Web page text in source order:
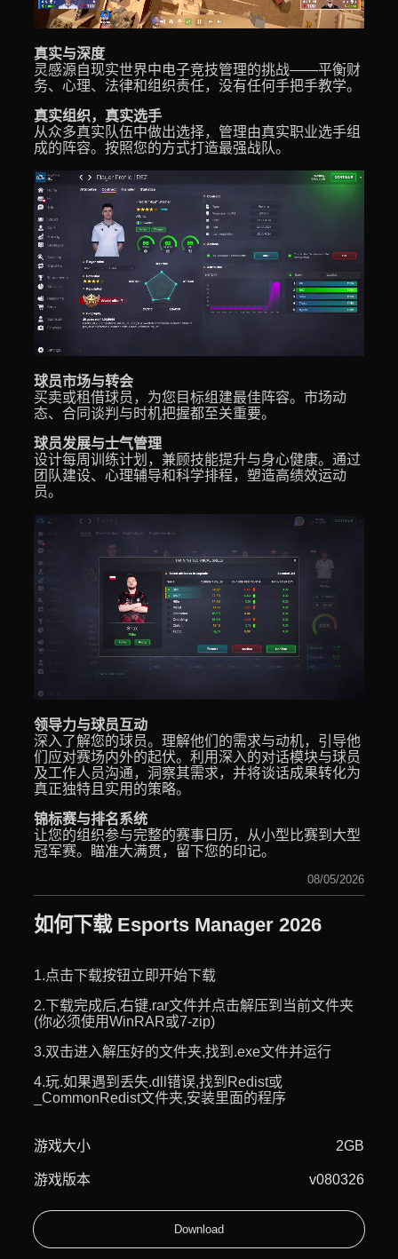
真实与深度
灵感源自现实世界中电子竞技管理的挑战——平衡财
务、心理、法律和组织责任，没有任何手把手教学。
真实组织，真实选手
从众多真实队伍中做出选择，管理由真实职业选手组
成的阵容。按照您的方式打造最强战队。
球员市场与转会
买卖或租借球员，为您目标组建最佳阵容。市场动
态、合同谈判与时机把握都至关重要。
球员发展与士气管理
设计每周训练计划，兼顾技能提升与身心健康。通过
团队建设、心理辅导和科学排程，塑造高绩效运动
员。
领导力与球员互动
深入了解您的球员。理解他们的需求与动机，引导他
们应对赛场内外的起伏。利用深入的对话模块与球员
及工作人员沟通，洞察其需求，并将谈话成果转化为
真正独特且实用的策略。
锦标赛与排名系统
让您的组织参与完整的赛事日历，从小型比赛到大型
冠军赛。瞄准大满贯，留下您的印记。
08/05/2026
如何下载 Esports Manager 2026
1.点击下载按钮立即开始下载
2.下载完成后,右键.rar文件并点击解压到当前文件夹
(你必须使用WinRAR或7-zip)
3.双击进入解压好的文件夹,找到.exe文件并运行
4.玩.如果遇到丢失.dll错误,找到Redist或
_CommonRedist文件夹,安装里面的程序
游戏大小 2GB
游戏版本 v080326
Download